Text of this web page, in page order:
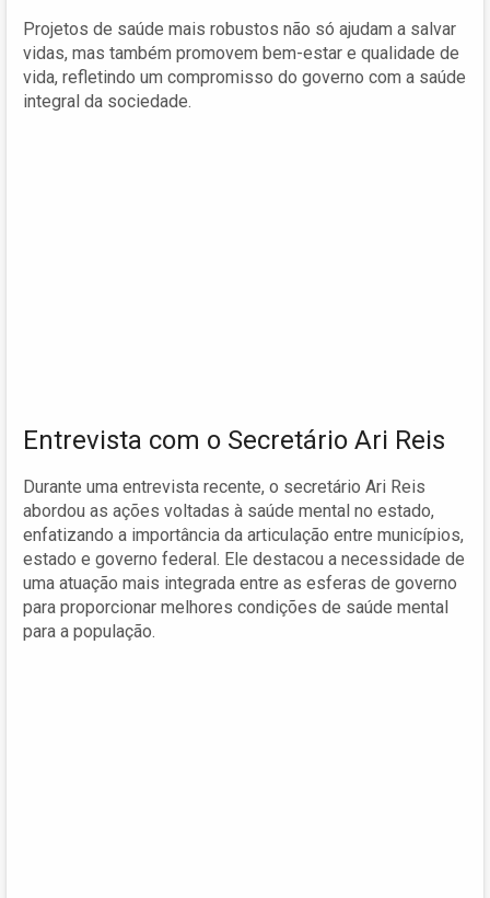
Projetos de saúde mais robustos não só ajudam a salvar
vidas, mas também promovem bem-estar e qualidade de
vida, refletindo um compromisso do governo com a saúde
integral da sociedade.
Entrevista com o Secretário Ari Reis
Durante uma entrevista recente, o secretário Ari Reis
abordou as ações voltadas à saúde mental no estado,
enfatizando a importância da articulação entre municípios,
estado e governo federal. Ele destacou a necessidade de
uma atuação mais integrada entre as esferas de governo
para proporcionar melhores condições de saúde mental
para a população.